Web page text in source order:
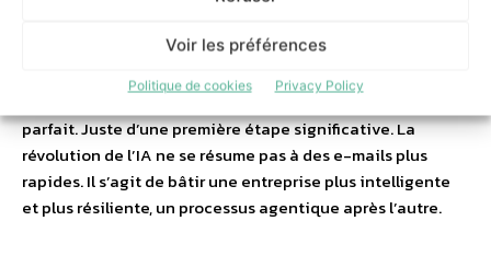
Voir les préférences
Politique de cookies Privacy Policy
sur des processus qui ralentissent l’organisation, qui
coûtent de l’argent ou frustrent les équipes. Ensuite, il est
possible de construire à partir de là. Nul besoin d’un plan
parfait. Juste d’une première étape significative. La
révolution de l’IA ne se résume pas à des e-mails plus
rapides. Il s’agit de bâtir une entreprise plus intelligente
et plus résiliente, un processus agentique après l’autre.